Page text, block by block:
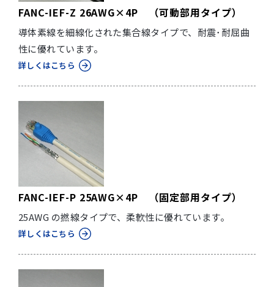
FANC-IEF-Z 26AWG×4P （可動部用タイプ）
導体素線を細線化された集合線タイプで、耐震･耐屈曲
性に優れています。
詳しくはこちら
FANC-IEF-P 25AWG×4P （固定部用タイプ）
25AWG の撚線タイプで、柔軟性に優れています。
詳しくはこちら